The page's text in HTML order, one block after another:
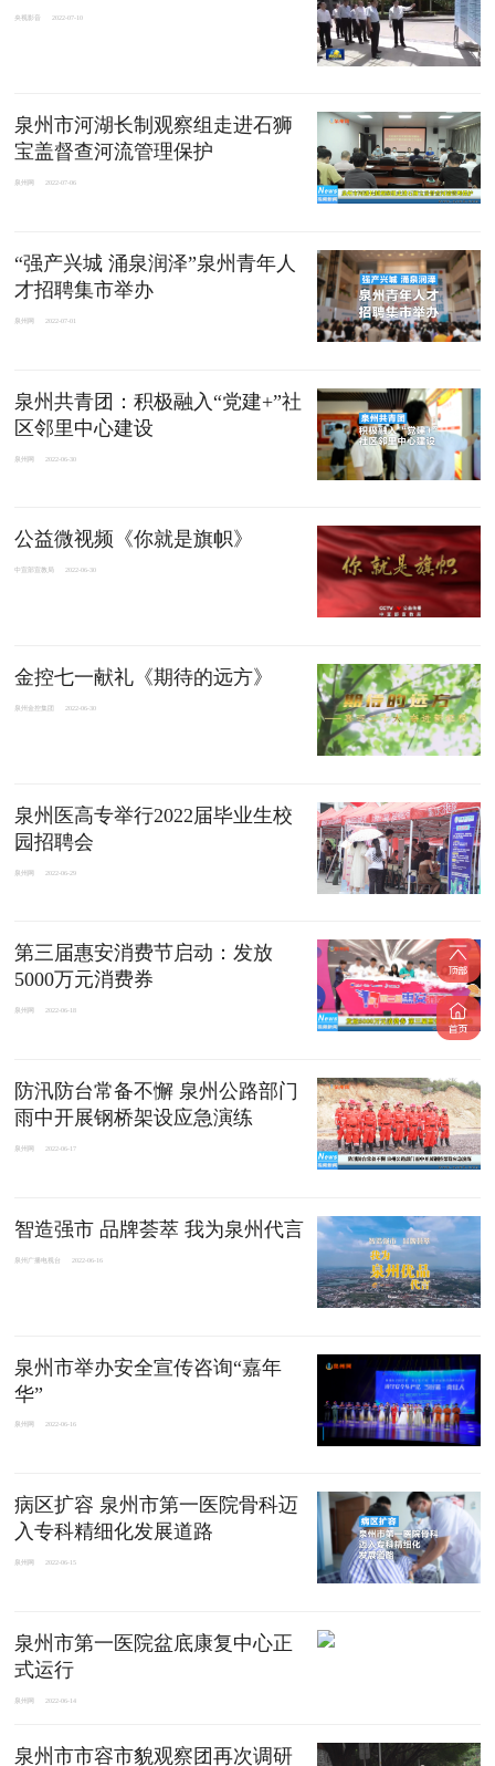
央视影音 2022-07-10
泉州市河湖长制观察组走进石狮
宝盖督查河流管理保护
泉州网 2022-07-06
“强产兴城 涌泉润泽”泉州青年人
才招聘集市举办
泉州网 2022-07-01
泉州共青团：积极融入“党建+”社
区邻里中心建设
泉州网 2022-06-30
公益微视频《你就是旗帜》
中宣部宣教局 2022-06-30
金控七一献礼《期待的远方》
泉州金控集团 2022-06-30
泉州医高专举行2022届毕业生校
园招聘会
泉州网 2022-06-29
第三届惠安消费节启动：发放
5000万元消费券
泉州网 2022-06-18
防汛防台常备不懈 泉州公路部门
雨中开展钢桥架设应急演练
泉州网 2022-06-17
智造强市 品牌荟萃 我为泉州代言
泉州广播电视台 2022-06-16
泉州市举办安全宣传咨询“嘉年
华”
泉州网 2022-06-16
病区扩容 泉州市第一医院骨科迈
入专科精细化发展道路
泉州网 2022-06-15
泉州市第一医院盆底康复中心正
式运行
泉州网 2022-06-14
泉州市市容市貌观察团再次调研